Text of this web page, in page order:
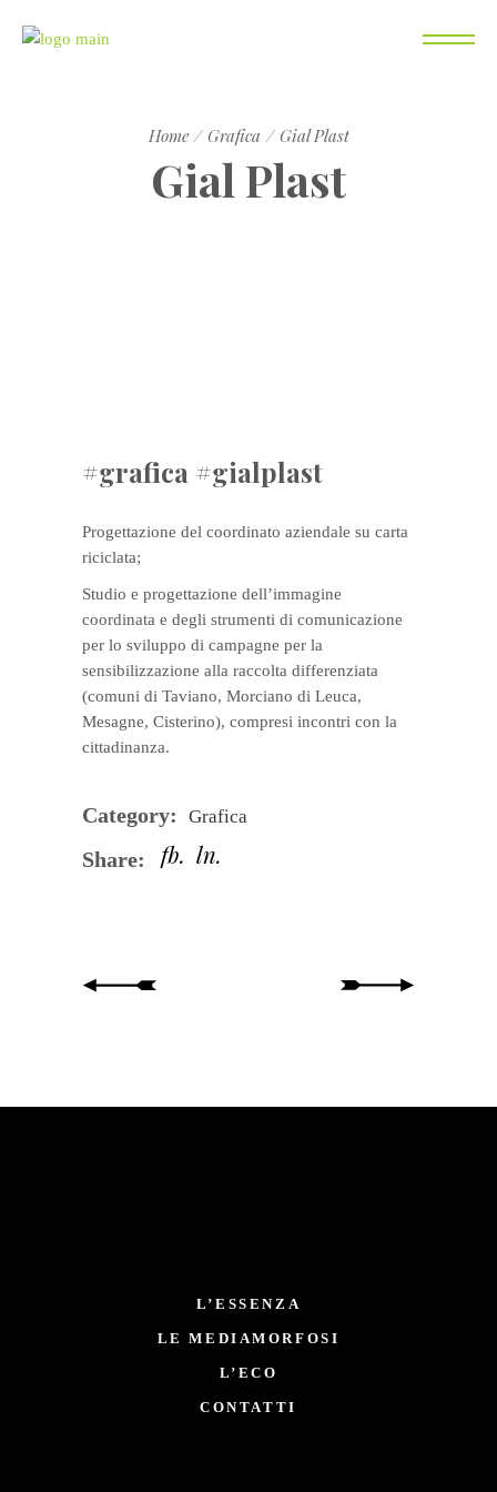
Home Grafica Gial Plast
Gial Plast
#grafica #gialplast
Progettazione del coordinato aziendale su carta
riciclata;
Studio e progettazione dell’immagine
coordinata e degli strumenti di comunicazione
per lo sviluppo di campagne per la
sensibilizzazione alla raccolta differenziata
(comuni di Taviano, Morciano di Leuca,
Mesagne, Cisterino), compresi incontri con la
cittadinanza.
Category: Grafica
Share: fb ln
L’ESSENZA
LE MEDIAMORFOSI
L’ECO
CONTATTI